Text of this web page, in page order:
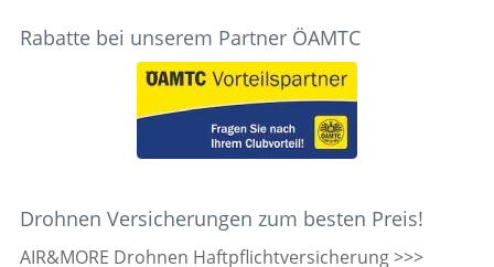
Rabatte bei unserem Partner ÖAMTC
Drohnen Versicherungen zum besten Preis!
AIR&MORE Drohnen Haftpflichtversicherung >>>